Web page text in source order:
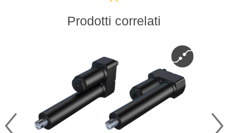
Prodotti correlati